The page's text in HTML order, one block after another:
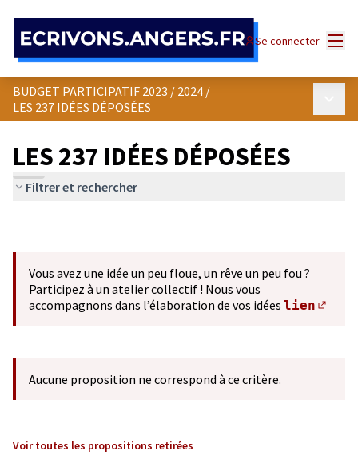
Se connecter
BUDGET PARTICIPATIF 2023 / 2024 /
LES 237 IDÉES DÉPOSÉES
LES 237 IDÉES DÉPOSÉES
Filtrer et rechercher
Vous avez une idée un peu floue, un rêve un peu fou ?
Participez à un atelier collectif ! Nous vous
accompagnons dans l’élaboration de vos idées lien
Aucune proposition ne correspond à ce critère.
Voir toutes les propositions retirées